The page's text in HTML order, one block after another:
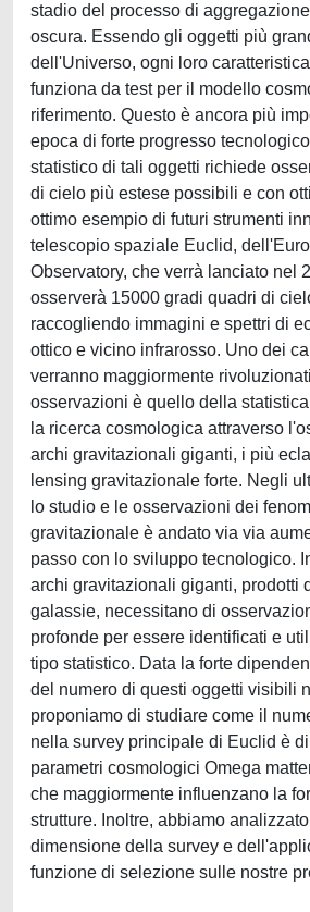
stadio del processo di
oscura. Essendo gli oggetti più
dell'Universo, ogni loro
funziona da test per il modello
riferimento. Questo è ancora più
epoca di forte progresso
statistico di tali oggetti richiede
di cielo più estese possibili e con
ottimo esempio di futuri strumenti
telescopio spaziale Euclid,
Observatory, che verrà lanciato nel
osserverà 15000 gradi quadri di
raccogliendo immagini e spettri di
ottico e vicino infrarosso. Uno dei
verranno maggiormente
osservazioni è quello della
la ricerca cosmologica attraverso
archi gravitazionali giganti, i più
lensing gravitazionale forte. Negli
lo studio e le osservazioni dei
gravitazionale è andato via via
passo con lo sviluppo tecnologico.
archi gravitazionali giganti, prodotti
galassie, necessitano di
profonde per essere identificati e
tipo statistico. Data la forte
del numero di questi oggetti visibili
proponiamo di studiare come il
nella survey principale di Euclid è
parametri cosmologici Omega
che maggiormente influenzano la
strutture. Inoltre, abbiamo
dimensione della survey e
funzione di selezione sulle nostre